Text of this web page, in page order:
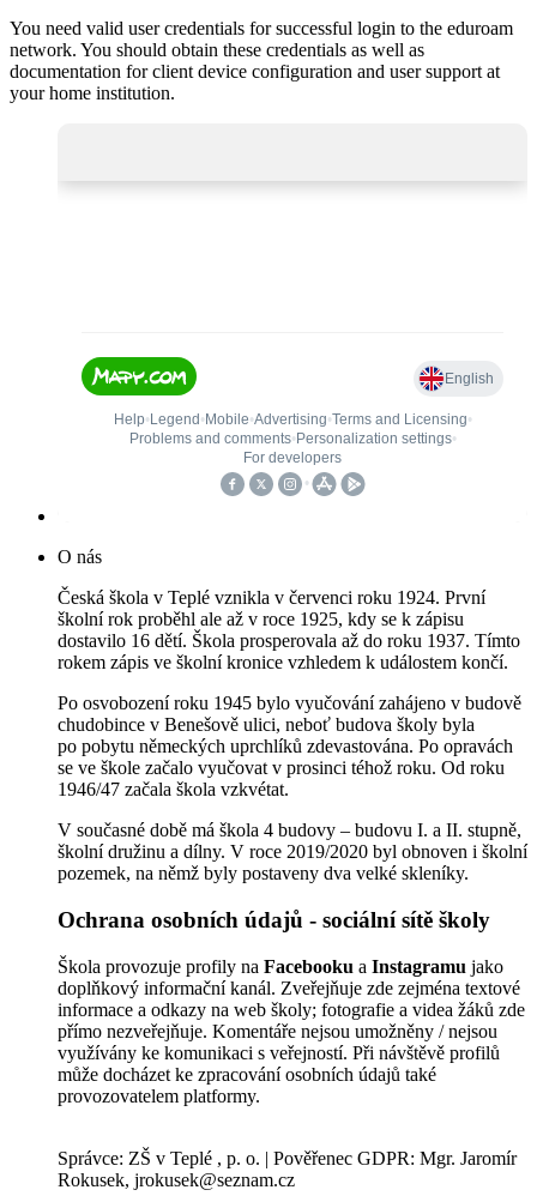
You need valid user credentials for successful login to the eduroam
network. You should obtain these credentials as well as
documentation for client device configuration and user support at
your home institution.
O nás
Česká škola v Teplé vznikla v červenci roku 1924. První
školní rok proběhl ale až v roce 1925, kdy se k zápisu
dostavilo 16 dětí. Škola prosperovala až do roku 1937. Tímto
rokem zápis ve školní kronice vzhledem k událostem končí.
Po osvobození roku 1945 bylo vyučování zahájeno v budově
chudobince v Benešově ulici, neboť budova školy byla
po pobytu německých uprchlíků zdevastována. Po opravách
se ve škole začalo vyučovat v prosinci téhož roku. Od roku
1946/47 začala škola vzkvétat.
V současné době má škola 4 budovy – budovu I. a II. stupně,
školní družinu a dílny. V roce 2019/2020 byl obnoven i školní
pozemek, na němž byly postaveny dva velké skleníky.
Ochrana osobních údajů - sociální sítě školy
Škola provozuje profily na Facebooku a Instagramu jako
doplňkový informační kanál. Zveřejňuje zde zejména textové
informace a odkazy na web školy; fotografie a videa žáků zde
přímo nezveřejňuje. Komentáře nejsou umožněny / nejsou
využívány ke komunikaci s veřejností. Při návštěvě profilů
může docházet ke zpracování osobních údajů také
provozovatelem platformy.
Správce: ZŠ v Teplé , p. o. | Pověřenec GDPR: Mgr. Jaromír
Rokusek, jrokusek@seznam.cz